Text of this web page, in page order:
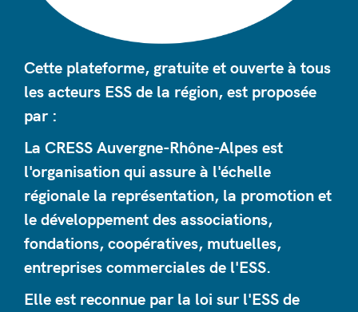
Cette plateforme, gratuite et ouverte à tous
les acteurs ESS de la région, est proposée
par :
La CRESS Auvergne-Rhône-Alpes est
l'organisation qui assure à l'échelle
régionale la représentation, la promotion et
le développement des associations,
fondations, coopératives, mutuelles,
entreprises commerciales de l'ESS.
Elle est reconnue par la loi sur l'ESS de